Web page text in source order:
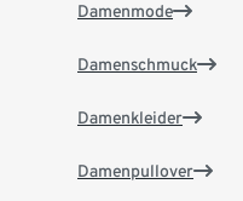
Damenmode
Damenschmuck
Damenkleider
Damenpullover